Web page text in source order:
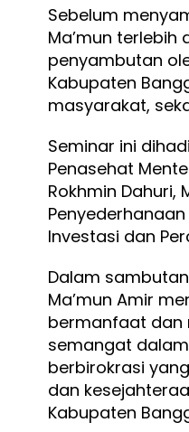
i
P
o
e
s
B
e
s
a
r
D
H
a
s
i
P
e
r
i
k
Sebelum
Ma’mun
penyambutan
Kabupaten
masyarakat,
Seminar ini
Penasehat
Rokhmin Dahuri,
Investasi dan
Dalam
Ma’mun Amir
bermanfaat dan
semangat
berbirokrasi
dan
Kabupaten